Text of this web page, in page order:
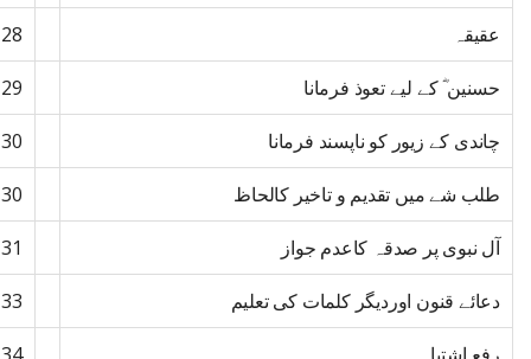
عقیقہ 28
حسنین ؓ کے لیے تعوذ فرمانا 29
چاندی کے زیور کو ناپسند فرمانا 30
طلب شے میں تقدیم و تاخیر کالحاظ 30
آل نبوی پر صدقہ کاعدم جواز 31
دعائے قنون اوردیگر کلمات کی تعلیم 33